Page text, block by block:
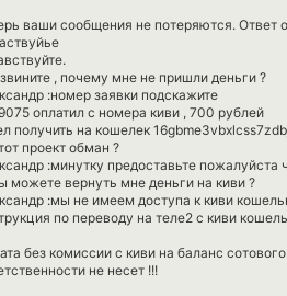
ваши сообщения не потеряются. Ответ
, почему мне не пришли деньги ?
:номер заявки подскажите
оплатил с номера киви , 700 рублей
получить на кошелек
проект обман ?
:минутку предоставьте пожалуйста
можете вернуть мне деньги на киви ?
:мы не имеем доступа к киви
по переводу на теле2 с киви
без комиссии с киви на баланс
не несет !!!